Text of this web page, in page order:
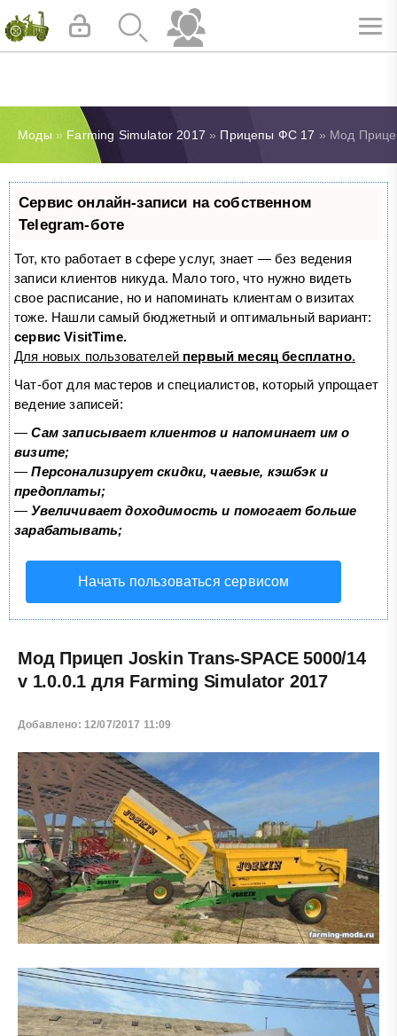
Моды » Farming Simulator 2017 » Прицепы ФС 17 » Мод
Сервис онлайн-записи на собственном
Telegram-боте
Тот, кто работает в сфере услуг, знает — без ведения
записи клиентов никуда. Мало того, что нужно видеть
свое расписание, но и напоминать клиентам о визитах
тоже. Нашли самый бюджетный и оптимальный вариант:
сервис VisitTime.
Для новых пользователей первый месяц бесплатно.
Чат-бот для мастеров и специалистов, который упрощает
ведение записей:
—Сам записывает клиентов и напоминает им о
визите;
—Персонализирует скидки, чаевые, кэшбэк и
предоплаты;
—Увеличивает доходимость и помогает больше
зарабатывать;
Начать пользоваться сервисом
Мод Прицеп Joskin Trans-SPACE 5000/14
v 1.0.0.1 для Farming Simulator 2017
Добавлено: 12/07/2017 11:09